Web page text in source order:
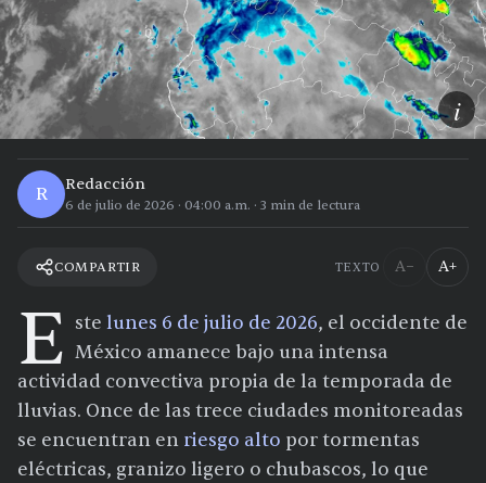
i
R Redacción
6 de julio de 2026 · 04:00 a.m. · 3 min de lectura
COMPARTIR TEXTO A− A+
E ste lunes 6 de julio de 2026, el occidente de
México amanece bajo una intensa
actividad convectiva propia de la temporada de
lluvias. Once de las trece ciudades monitoreadas
se encuentran en riesgo alto por tormentas
eléctricas, granizo ligero o chubascos, lo que